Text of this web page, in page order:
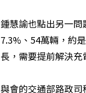
鍾慧諭也點出另一
7.3%、54萬輛，約
長，需要提前解決充
與會的交通部路政